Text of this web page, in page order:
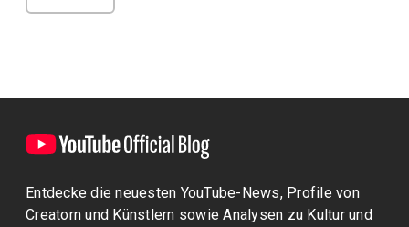
Entdecke die neuesten YouTube-News, Profile von
Creatorn und Künstlern sowie Analysen zu Kultur und